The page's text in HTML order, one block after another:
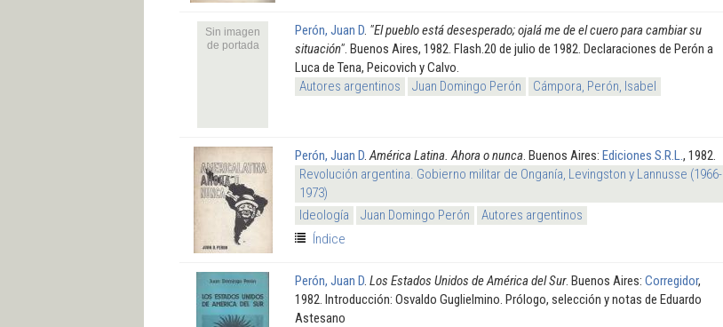
Sin imagen
de portada
Perón, Juan D. "El pueblo está desesperado; ojalá me de el cuero para cambiar su
situación". Buenos Aires, 1982. Flash.20 de julio de 1982. Declaraciones de Perón a
Luca de Tena, Peicovich y Calvo.
Autores argentinos
Juan Domingo Perón Cámpora, Perón, Isabel
Perón, Juan D.América Latina. Ahora o nunca. Buenos Aires: Ediciones S.R.L., 1982.
Revolución argentina. Gobierno militar de Onganía, Levingston y Lannusse (1966-
1973)
Ideología
Juan Domingo Perón
Autores argentinos
Índice
Perón, Juan D. Los Estados Unidos de América del Sur. Buenos Aires: Corregidor,
1982. Introducción: Osvaldo Guglielmino. Prólogo, selección y notas de Eduardo
Astesano